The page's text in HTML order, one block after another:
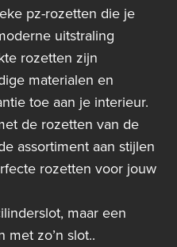
pz-rozetten die je
uitstraling
rozetten zijn
materialen en
toe aan je interieur.
de rozetten van de
assortiment aan stijlen
rozetten voor jouw
maar een
zo’n slot..